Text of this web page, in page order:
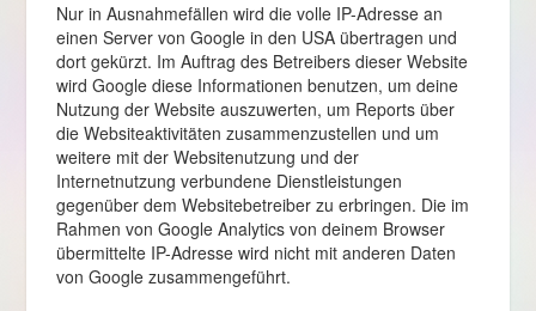
Nur in Ausnahmefällen wird die volle IP-Adresse an
einen Server von Google in den USA übertragen und
dort gekürzt. Im Auftrag des Betreibers dieser Website
wird Google diese Informationen benutzen, um deine
Nutzung der Website auszuwerten, um Reports über
die Websiteaktivitäten zusammenzustellen und um
weitere mit der Websitenutzung und der
Internetnutzung verbundene Dienstleistungen
gegenüber dem Websitebetreiber zu erbringen. Die im
Rahmen von Google Analytics von deinem Browser
übermittelte IP-Adresse wird nicht mit anderen Daten
von Google zusammengeführt.